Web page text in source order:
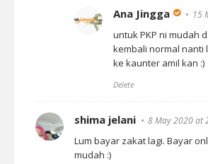
Ana Jingga 15
untuk PKP ni mudah
kembali normal nanti
ke kaunter amil kan :)
Delete
shima jelani 8 May 2020 at
Lum bayar zakat lagi. Bayar
mudah :)